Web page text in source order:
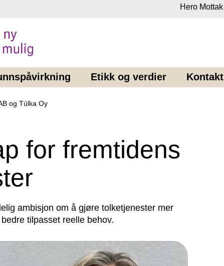
Hero Mottak
Etikk og verdier Kontakt
og Túlka Oy
for fremtidens
ambisjon om å gjøre tolketjenester mer
tilpasset reelle behov.